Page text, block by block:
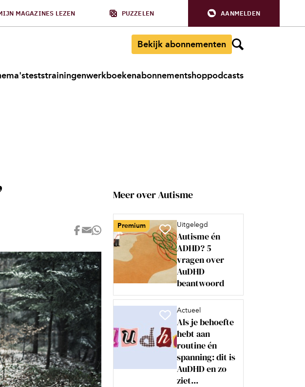
MAGAZINES LEZEN PUZZELEN AANMELDEN
Bekijk abonnementen
teststrainingenwerkboekenabonnementshoppodcasts
Meer over Autisme
Premium Uitgelegd
Autisme én
ADHD? 5
vragen over
AuDHD
beantwoord
Actueel
Als je behoefte
hebt aan
routine én
spanning: dit is
AuDHD en zo
ziet...